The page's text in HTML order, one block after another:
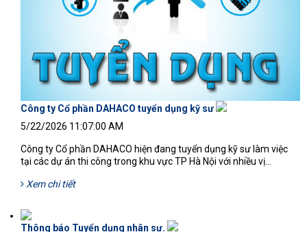
Công ty Cổ phần DAHACO tuyển dụng kỹ sư
5/22/2026 11:07:00 AM
Công ty Cổ phần DAHACO hiện đang tuyển dụng kỹ sư làm việc
tại các dự án thi công trong khu vực TP Hà Nội với nhiều vị...
Xem chi tiết
Thông báo Tuyển dụng nhân sự.